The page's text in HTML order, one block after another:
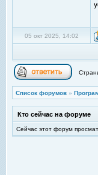
05 окт 2025, 14:02
Список форумов »
Кто сейчас на форуме
Сейчас этот форум